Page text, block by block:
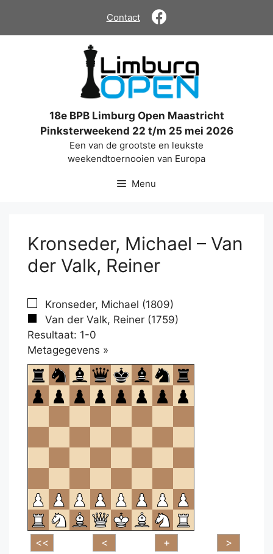
de
Contact
18e BPB Limburg Open Maastricht
Pinksterweekend 22 t/m 25 mei 2026
Een van de grootste en leukste
weekendtoernooien van Europa
Menu
Kronseder, Michael – Van
der Valk, Reiner
Kronseder, Michael (1809)
Van der Valk, Reiner (1759)
Resultaat: 1-0
Metagegevens »
om
te
openen.